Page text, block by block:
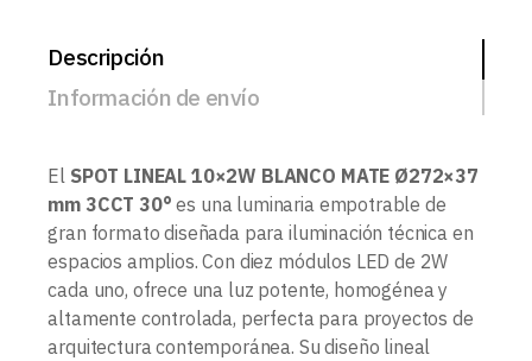
Descripción
Información de envío
El SPOT LINEAL 10×2W BLANCO MATE Ø272×37
mm 3CCT 30° es una luminaria empotrable de
gran formato diseñada para iluminación técnica en
espacios amplios. Con diez módulos LED de 2W
cada uno, ofrece una luz potente, homogénea y
altamente controlada, perfecta para proyectos de
arquitectura contemporánea. Su diseño lineal